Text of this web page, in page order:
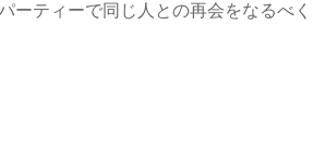
ティーで同じ人との再会をなるべく